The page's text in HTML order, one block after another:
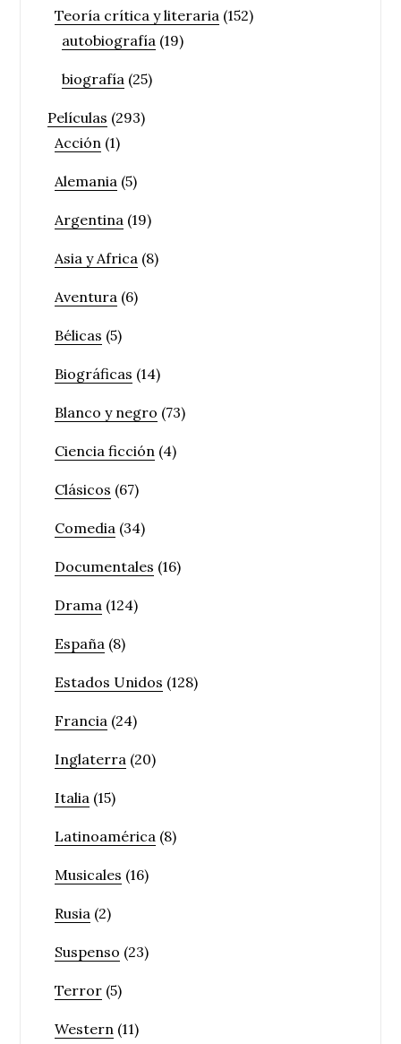
Teoría crítica y literaria (152)
autobiografía (19)
biografía (25)
Películas (293)
Acción (1)
Alemania (5)
Argentina (19)
Asia y Africa (8)
Aventura (6)
Bélicas (5)
Biográficas (14)
Blanco y negro (73)
Ciencia ficción (4)
Clásicos (67)
Comedia (34)
Documentales (16)
Drama (124)
España (8)
Estados Unidos (128)
Francia (24)
Inglaterra (20)
Italia (15)
Latinoamérica (8)
Musicales (16)
Rusia (2)
Suspenso (23)
Terror (5)
Western (11)